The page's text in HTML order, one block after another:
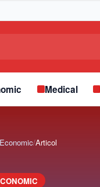
Medical
Economic/Articol